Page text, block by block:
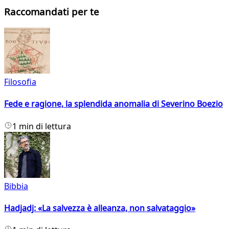
Raccomandati per te
Filosofia
Fede e ragione, la splendida anomalia di Severino Boezio
1 min di lettura
Bibbia
Hadjadj: «La salvezza è alleanza, non salvataggio»